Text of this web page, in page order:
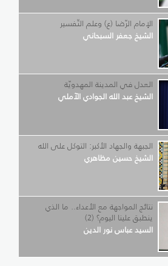
الإمام الرّضا (ع) وعلم التّفسير
الشيخ جعفر السبحاني
العدل في المدينة المهدويّة
الشيخ عبد الله الجوادي الآملي
الجبهة والجهاد الأكبر: التوكل على الله
الشيخ حسين مظاهري
نتائج المواجهة مع الأعداء.. ما الذي
ينطبق علينا اليوم؟ (2)
السيد عباس نور الدين